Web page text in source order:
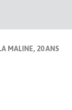
MALINE, 20 ANS